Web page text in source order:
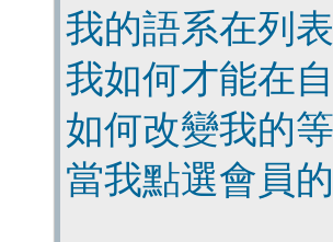
我的語系在列
我如何才能在
如何改變我的
當我點選會員